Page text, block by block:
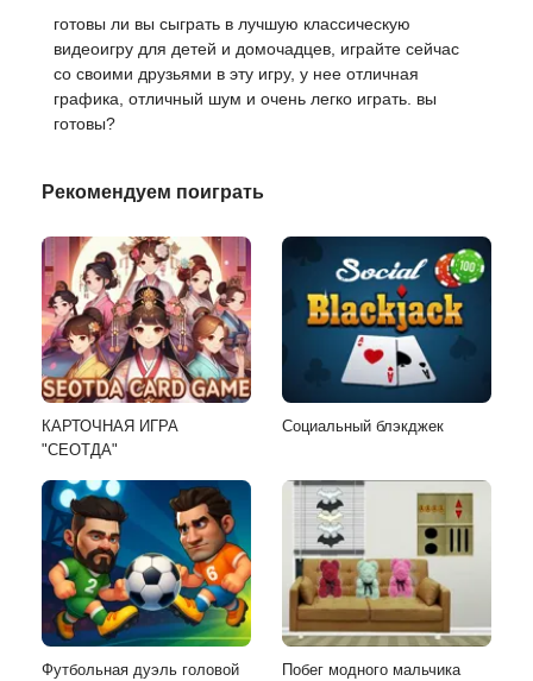
готовы ли вы сыграть в лучшую классическую
видеоигру для детей и домочадцев, играйте сейчас
со своими друзьями в эту игру, у нее отличная
графика, отличный шум и очень легко играть. вы
готовы?
Рекомендуем поиграть
КАРТОЧНАЯ ИГРА
"СЕОТДА"
Социальный блэкджек
Футбольная дуэль головой Побег модного мальчика